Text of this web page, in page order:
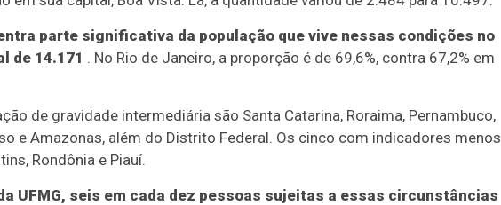
parte significativa da população que vive nessas condições no
de 14.171 . No Rio de Janeiro, a proporção é de 69,6%, contra 67,2% em
de gravidade intermediária são Santa Catarina, Roraima, Pernambuco,
e Amazonas, além do Distrito Federal. Os cinco com indicadores menos
Rondônia e Piauí.
UFMG, seis em cada dez pessoas sujeitas a essas circunstâncias